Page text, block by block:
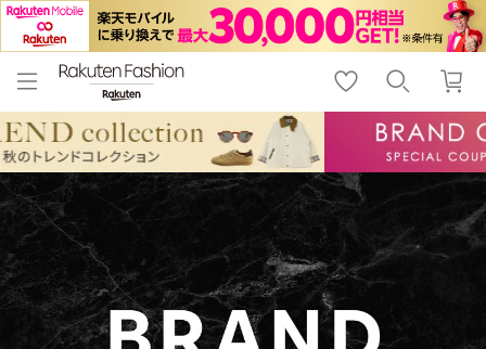
menu home
トップ
shopping_cart lock_outline
ログイン